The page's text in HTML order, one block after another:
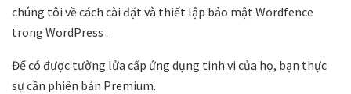
chúng tôi về cách cài đặt và thiết lập bảo mật Wordfence
trong WordPress .
Để có được tường lửa cấp ứng dụng tinh vi của họ, bạn thực
sự cần phiên bản Premium.